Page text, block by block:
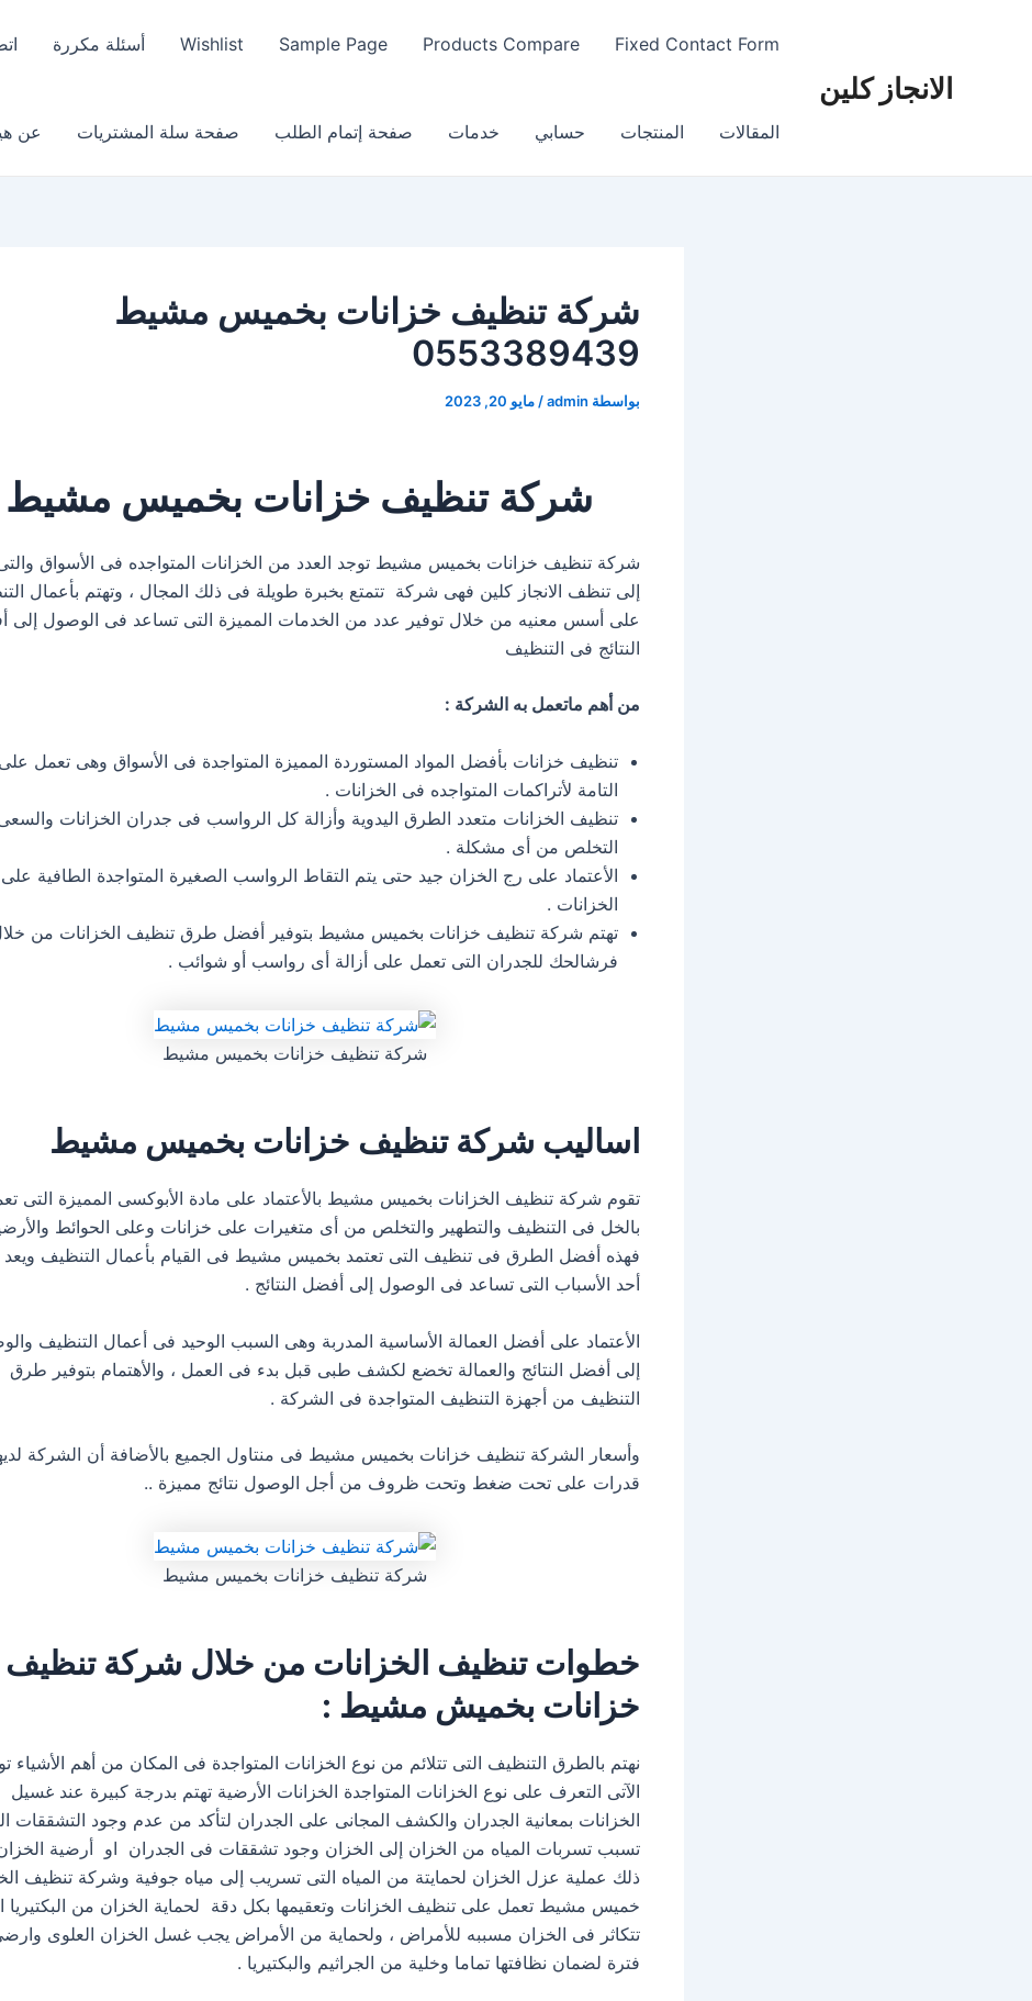
الانجاز كلين
Fixed Contact Form
Products Compare
Sample Page
Wishlist أسئلة مكررة
المقالات المنتجات حسابي خدمات صفحة إتمام الطلب صفحة سلة المشتريات عن
شركة تنظيف خزانات بخميس مشيط
0553389439
بواسطة admin
/ مايو 20, 2023
شركة تنظيف خزانات بخميس مشيط
شركة تنظيف خزانات بخميس مشيط توجد العدد من الخزانات المتواجده فى الأسواق
إلى تنظف الانجاز كلين فهى شركة تتمتع بخبرة طويلة فى ذلك المجال ، وتهتم بأعمال
على أسس معنيه من خلال توفير عدد من الخدمات المميزة التى تساعد فى الوصول إلى
النتائج فى التنظيف
من أهم ماتعمل به الشركة :
تنظيف خزانات بأفضل المواد المستوردة المميزة المتواجدة فى الأسواق وهى تعمل على
التامة لأتراكمات المتواجده فى الخزانات .
تنظيف الخزانات متعدد الطرق اليدوية وأزالة كل الرواسب فى جدران الخزانات
التخلص من أى مشكلة .
الأعتماد على رج الخزان جيد حتى يتم التقاط الرواسب الصغيرة المتواجدة الطافية
الخزانات .
تهتم شركة تنظيف خزانات بخميس مشيط بتوفير أفضل طرق تنظيف الخزانات من
فرشالحك للجدران التى تعمل على أزالة أى رواسب أو شوائب .
شركة تنظيف خزانات بخميس مشيط
اساليب شركة تنظيف خزانات بخميس مشيط
تقوم شركة تنظيف الخزانات بخميس مشيط بالأعتماد على مادة الأبوكسى المميزة التى
بالخل فى التنظيف والتطهير والتخلص من أى متغيرات على خزانات وعلى الحوائط
فهذه أفضل الطرق فى تنظيف التى تعتمد بخميس مشيط فى القيام بأعمال التنظيف
أحد الأسباب التى تساعد فى الوصول إلى أفضل النتائج .
الأعتماد على أفضل العمالة الأساسية المدربة وهى السبب الوحيد فى أعمال التنظيف
إلى أفضل النتائج والعمالة تخضع لكشف طبى قبل بدء فى العمل ، والأهتمام بتوفير طرق
التنظيف من أجهزة التنظيف المتواجدة فى الشركة .
وأسعار الشركة تنظيف خزانات بخميس مشيط فى منتاول الجميع بالأضافة أن الشركة
قدرات على تحت ضغط وتحت ظروف من أجل الوصول نتائج مميزة ..
شركة تنظيف خزانات بخميس مشيط
خطوات تنظيف الخزانات من خلال شركة تنظيف
خزانات بخميش مشيط :
نهتم بالطرق التنظيف التى تتلائم من نوع الخزانات المتواجدة فى المكان من أهم الأشياء
الآتى التعرف على نوع الخزانات المتواجدة الخزانات الأرضية تهتم بدرجة كبيرة عند غسيل
الخزانات بمعانية الجدران والكشف المجانى على الجدران لتأكد من عدم وجود التشققات
تسبب تسربات المياه من الخزان إلى الخزان وجود تشققات فى الجدران او أرضية
ذلك عملية عزل الخزان لحمايتة من المياه التى تسريب إلى مياه جوفية وشركة تنظيف
خميس مشيط تعمل على تنظيف الخزانات وتعقيمها بكل دقة لحماية الخزان من البكتيريا
تتكاثر فى الخزان مسببه للأمراض ، ولحماية من الأمراض يجب غسل الخزان العلوى
فترة لضمان نظافتها تماما وخلية من الجراثيم والبكتيريا .